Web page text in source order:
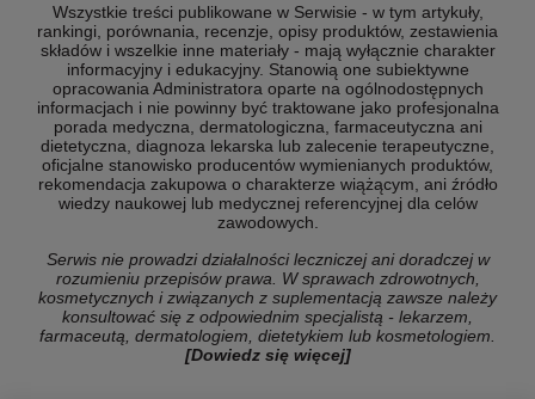
Wszystkie treści publikowane w Serwisie - w tym artykuły,
rankingi, porównania, recenzje, opisy produktów, zestawienia
składów i wszelkie inne materiały - mają wyłącznie charakter
informacyjny i edukacyjny. Stanowią one subiektywne
opracowania Administratora oparte na ogólnodostępnych
informacjach i nie powinny być traktowane jako profesjonalna
porada medyczna, dermatologiczna, farmaceutyczna ani
dietetyczna, diagnoza lekarska lub zalecenie terapeutyczne,
oficjalne stanowisko producentów wymienianych produktów,
rekomendacja zakupowa o charakterze wiążącym, ani źródło
wiedzy naukowej lub medycznej referencyjnej dla celów
zawodowych.
Serwis nie prowadzi działalności leczniczej ani doradczej w
rozumieniu przepisów prawa. W sprawach zdrowotnych,
kosmetycznych i związanych z suplementacją zawsze należy
konsultować się z odpowiednim specjalistą - lekarzem,
farmaceutą, dermatologiem, dietetykiem lub kosmetologiem.
[Dowiedz się więcej]